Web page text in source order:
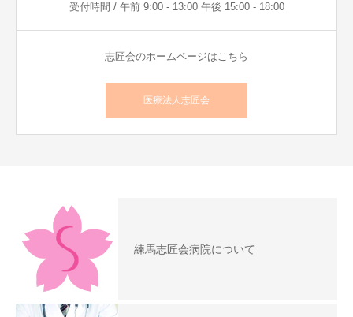
受付時間 / 午前 9:00 - 13:00 午後 15:00 - 18:00
志匠会のホームページはこちら
医療法人志匠会
練馬志匠会病院について